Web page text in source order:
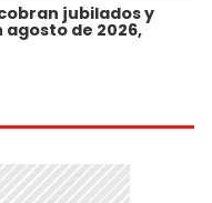
jubilados y
de 2026,